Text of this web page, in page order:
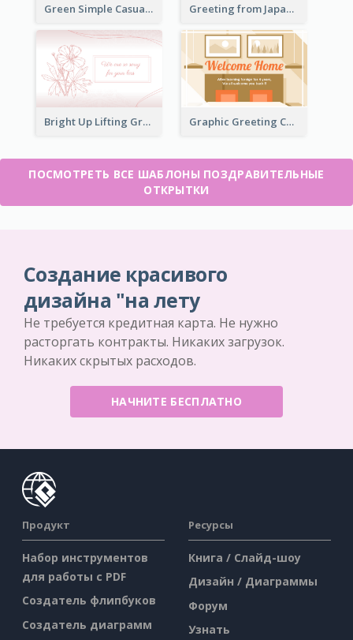
Green Simple Casual Greeting Card Greeting from Japan Card
Bright Up Lifting Greeting Card Graphic Greeting Card In Warm Colour Tone
ПОСМОТРЕТЬ ВСЕ ШАБЛОНЫ ПОЗДРАВИТЕЛЬНЫЕ
ОТКРЫТКИ
Создание красивого
дизайна "на лету
Не требуется кредитная карта. Не нужно
расторгать контракты. Никаких загрузок.
Никаких скрытых расходов.
НАЧНИТЕ БЕСПЛАТНО
Продукт
Набор инструментов
для работы с PDF
Создатель флипбуков
Создатель диаграмм
Ресурсы
Книга / Слайд-шоу
Дизайн / Диаграммы
Форум
Узнать